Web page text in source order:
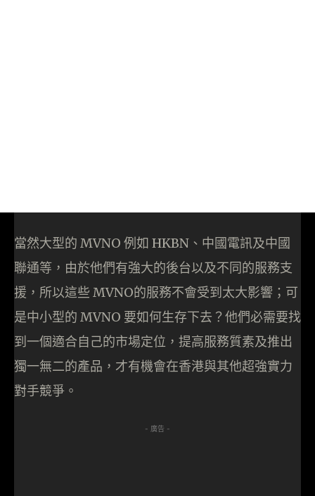
當然大型的 MVNO 例如 HKBN、中國電訊及中國
聯通等，由於他們有強大的後台以及不同的服務支
援，所以這些 MVNO的服務不會受到太大影響；可
是中小型的 MVNO 要如何生存下去？他們必需要找
到一個適合自己的市場定位，提高服務質素及推出
獨一無二的產品，才有機會在香港與其他超強實力
對手競爭。
- 廣告 -